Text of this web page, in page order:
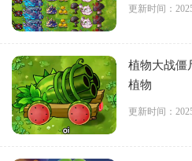
更新时间：
植物大战僵
植物
更新时间：